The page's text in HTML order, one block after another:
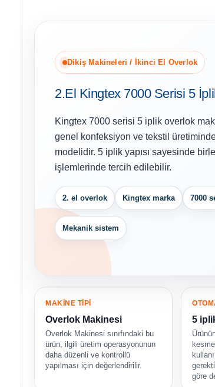
Dikiş Makineleri / İkinci El Overlok
2.El Kingtex 7000 Serisi 5
Kingtex 7000 serisi 5 iplik overlok
genel konfeksiyon ve tekstil
modelidir. 5 iplik yapısı sayesinde
işlemlerinde tercih edilebilir.
2. el overlok Kingtex marka 7000
Mekanik sistem
MAKİNE TİPİ
Overlok Makinesi
Overlok Makinesi sınıfındaki bu
ürün, ilgili üretim operasyonunun
daha düzenli ve kontrollü
yapılması için değerlendirilir.
5
göre